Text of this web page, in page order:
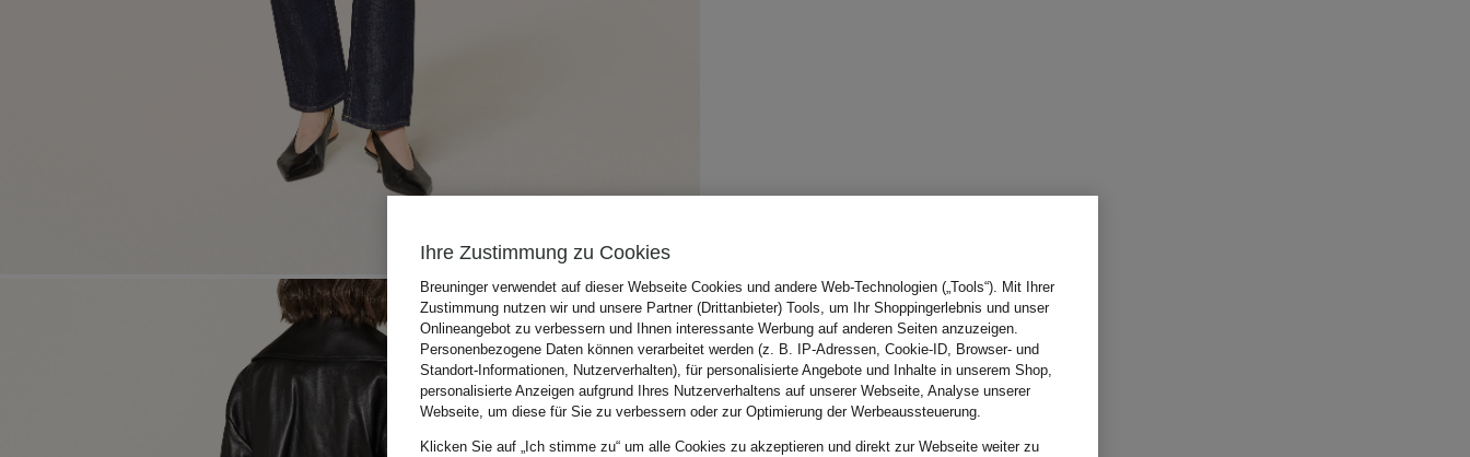
Ihre Zustimmung zu Cookies
Breuninger verwendet auf dieser Webseite Cookies und andere Web-Technologien („Tools“). Mit Ihrer
Zustimmung nutzen wir und unsere Partner (Drittanbieter) Tools, um Ihr Shoppingerlebnis und unser
Onlineangebot zu verbessern und Ihnen interessante Werbung auf anderen Seiten anzuzeigen.
Personenbezogene Daten können verarbeitet werden (z. B. IP-Adressen, Cookie-ID, Browser- und
Standort-Informationen, Nutzerverhalten), für personalisierte Angebote und Inhalte in unserem Shop,
personalisierte Anzeigen aufgrund Ihres Nutzerverhaltens auf unserer Webseite, Analyse unserer
Webseite, um diese für Sie zu verbessern oder zur Optimierung der Werbeaussteuerung.
Klicken Sie auf „Ich stimme zu“ um alle Cookies zu akzeptieren und direkt zur Webseite weiter zu